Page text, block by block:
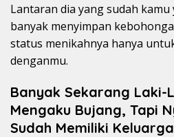
Lantaran dia yang sudah
banyak menyimpan
status menikahnya hanya
denganmu.
Banyak Sekarang Laki-
Mengaku Bujang, Tapi
Sudah Memiliki Keluarga